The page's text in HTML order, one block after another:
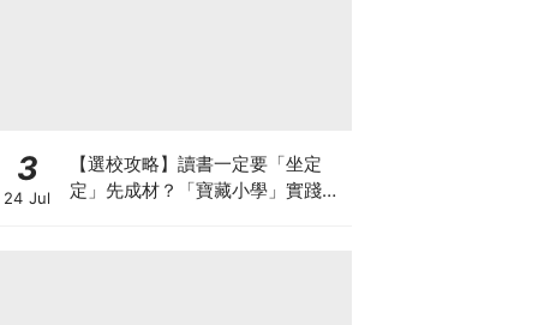
3
24 Jul
【選校攻略】讀書一定要「坐定
定」先成材？「寶藏小學」實踐動